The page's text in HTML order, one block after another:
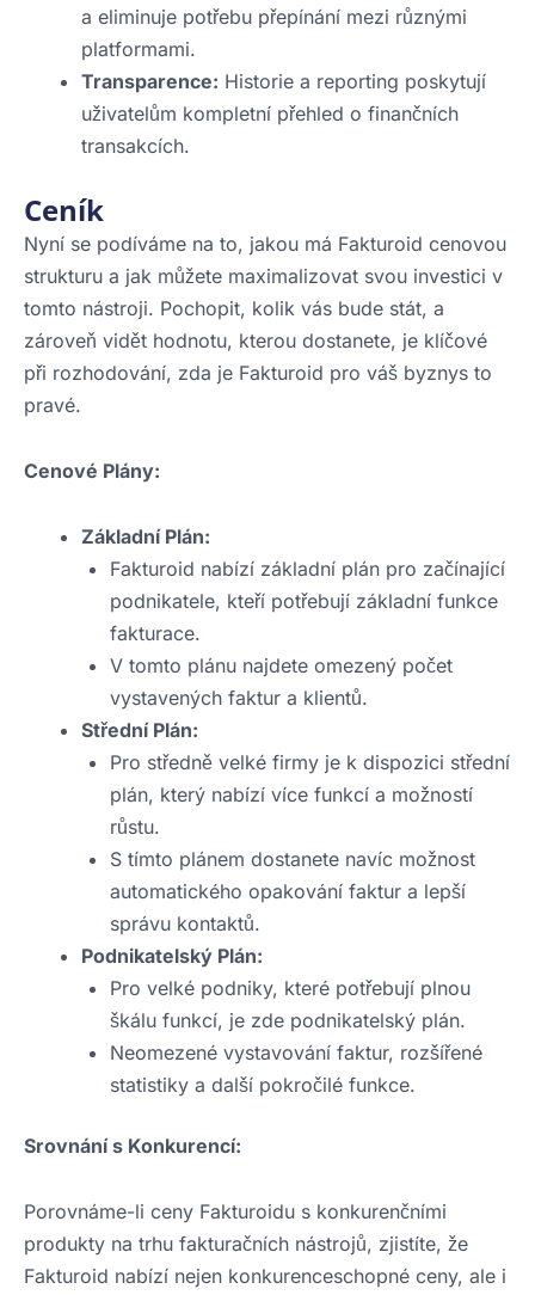
a eliminuje potřebu přepínání mezi různými
platformami.
Transparence: Historie a reporting poskytují
uživatelům kompletní přehled o finančních
transakcích.
Ceník
Nyní se podíváme na to, jakou má Fakturoid cenovou
strukturu a jak můžete maximalizovat svou investici v
tomto nástroji. Pochopit, kolik vás bude stát, a
zároveň vidět hodnotu, kterou dostanete, je klíčové
při rozhodování, zda je Fakturoid pro váš byznys to
pravé.
Cenové Plány:
Základní Plán:
Fakturoid nabízí základní plán pro začínající
podnikatele, kteří potřebují základní funkce
fakturace.
V tomto plánu najdete omezený počet
vystavených faktur a klientů.
Střední Plán:
Pro středně velké firmy je k dispozici střední
plán, který nabízí více funkcí a možností
růstu.
S tímto plánem dostanete navíc možnost
automatického opakování faktur a lepší
správu kontaktů.
Podnikatelský Plán:
Pro velké podniky, které potřebují plnou
škálu funkcí, je zde podnikatelský plán.
Neomezené vystavování faktur, rozšířené
statistiky a další pokročilé funkce.
Srovnání s Konkurencí:
Porovnáme-li ceny Fakturoidu s konkurenčními
produkty na trhu fakturačních nástrojů, zjistíte, že
Fakturoid nabízí nejen konkurenceschopné ceny, ale i